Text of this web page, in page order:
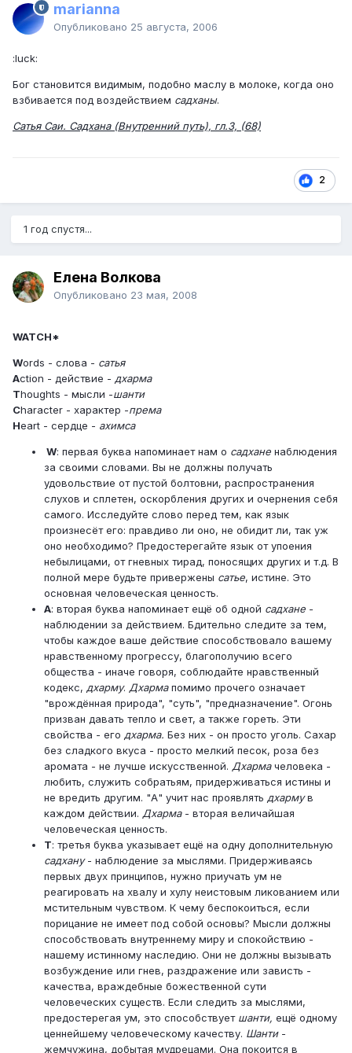
marianna
Опубликовано 25 августа, 2006
:luck:
Бог становится видимым, подобно маслу в молоке, когда оно
взбивается под воздействием садханы.
Сатья Саи. Садхана (Внутренний путь), гл.3, (68)
2
1 год спустя...
Елена Волкова
Опубликовано 23 мая, 2008
WATCH*
Words - слова - сатья
Action - действие - дхарма
Thoughts - мысли -шанти
Character - характер -према
Heart - сердце - ахимса
W: первая буква напоминает нам о садхане наблюдения
за своими словами. Вы не должны получать
удовольствие от пустой болтовни, распространения
слухов и сплетен, оскорбления других и очернения себя
самого. Исследуйте слово перед тем, как язык
произнесёт его: правдиво ли оно, не обидит ли, так уж
оно необходимо? Предостерегайте язык от упоения
небылицами, от гневных тирад, поносящих других и т.д. В
полной мере будьте привержены сатье, истине. Это
основная человеческая ценность.
A: вторая буква напоминает ещё об одной садхане -
наблюдении за действием. Бдительно следите за тем,
чтобы каждое ваше действие способствовало вашему
нравственному прогрессу, благополучию всего
общества - иначе говоря, соблюдайте нравственный
кодекс, дхарму. Дхармапомимо прочего означает
"врождённая природа", "суть", "предназначение". Огонь
призван давать тепло и свет, а также гореть. Эти
свойства - его дхарма. Без них - он просто уголь. Сахар
без сладкого вкуса - просто мелкий песок, роза без
аромата - не лучше искусственной. Дхармачеловека -
любить, служить собратьям, придерживаться истины и
не вредить другим. "А" учит нас проявлять дхармув
каждом действии. Дхарма- вторая величайшая
человеческая ценность.
T: третья буква указывает ещё на одну дополнительную
садхану- наблюдение за мыслями. Придерживаясь
первых двух принципов, нужно приучать ум не
реагировать на хвалу и хулу неистовым ликованием или
мстительным чувством. К чему беспокоиться, если
порицание не имеет под собой основы? Мысли должны
способствовать внутреннему миру и спокойствию -
нашему истинному наследию. Они не должны вызывать
возбуждение или гнев, раздражение или зависть -
качества, враждебные божественной сути
человеческих существ. Если следить за мыслями,
предостерегая ум, это способствует шанти, ещё одному
ценнейшему человеческому качеству. Шанти-
жемчужина, добытая мудрецами. Она покоится в